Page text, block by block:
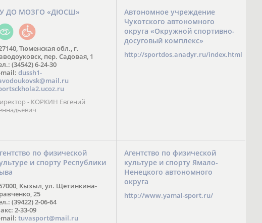
ДО МОЗГО «ДЮСШ»
Тюменская обл., г.
пер. Садовая, 1
(34542) 6-24-30
mail: dussh1-
- КОРКИН Евгений
Автономное учреждение
Чукотского автономного
округа «Окружной спортивно-
досуговый комплекс»
http://sportdos.anadyr.ru/index.html
по физической
и спорту Республики
Кызыл, ул. Щетинкина-
25
(39422) 2-06-64
2-33-09
mail: tuvasport@mail.ru
Агентство по физической
культуре и спорту Ямало-
Ненецкого автономного
округа
http://www.yamal-sport.ru/